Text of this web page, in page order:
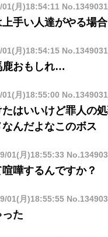
01(月)18:54:11
手い人達がやる場
01(月)18:54:15
鹿おもしれ…
01(月)18:55:00
はいいけど罪人の
んだよなこのボス
01(月)18:55:33
嘩するんですか？
01(月)18:55:55
た